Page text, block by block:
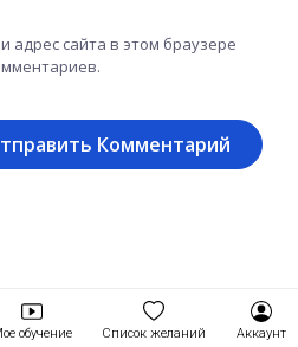
адрес сайта в этом браузере
обучение Список желаний Аккаунт